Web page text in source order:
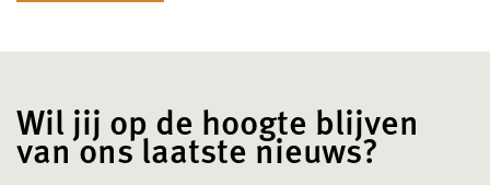
Wil jij op de hoogte blijven
van ons laatste nieuws?